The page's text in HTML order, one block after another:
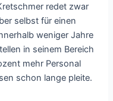
redet zwar
selbst für einen
weniger Jahre
in seinem Bereich
mehr Personal
schon lange pleite.